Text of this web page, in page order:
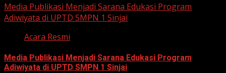
Media Publikasi Menjadi Sarana Edukasi Program
Adiwiyata di UPTD SMPN 1 Sinjai
Acara Resmi
Media Publikasi Menjadi Sarana Edukasi Program
Adiwiyata di UPTD SMPN 1 Sinjai